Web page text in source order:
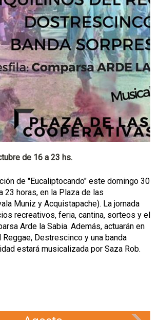
de 16 a 23 hs.
de "Eucaliptocando" este domingo 30
23 horas, en la Plaza de las
Muniz y Acquistapache). La jornada
recreativos, feria, cantina, sorteos y el
Arde la Sabia. Además, actuarán en
Destrescinco y una banda
estará musicalizada por Saza Rob.